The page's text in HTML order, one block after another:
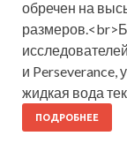
обречен на
и
жидкая вода
ПОДРОБНЕЕ